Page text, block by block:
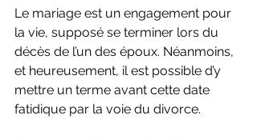
Le mariage est un engagement pour
la vie, supposé se terminer lors du
décès de l’un des époux. Néanmoins,
et heureusement, il est possible d’y
mettre un terme avant cette date
fatidique par la voie du divorce.